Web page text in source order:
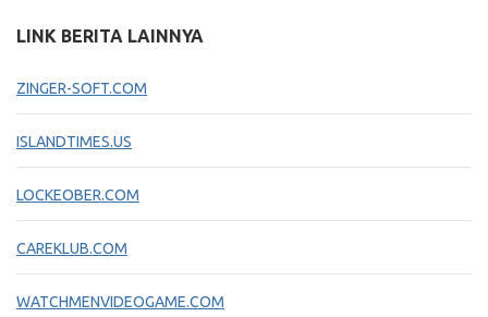
LINK BERITA LAINNYA
ZINGER-SOFT.COM
ISLANDTIMES.US
LOCKEOBER.COM
CAREKLUB.COM
WATCHMENVIDEOGAME.COM